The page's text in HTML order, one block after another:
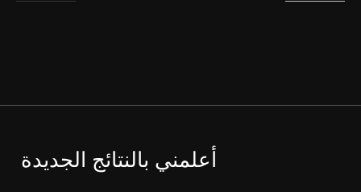
أعلمني بالنتائج الجديدة